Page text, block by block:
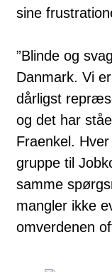
sine
”Blinde og
Danmark. Vi
dårligst
og det har
Fraenkel.
gruppe til
samme
mangler ikke
omverdenen